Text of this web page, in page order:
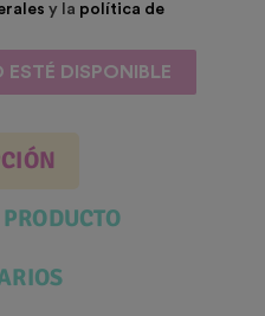
y la política de
DISPONIBLE